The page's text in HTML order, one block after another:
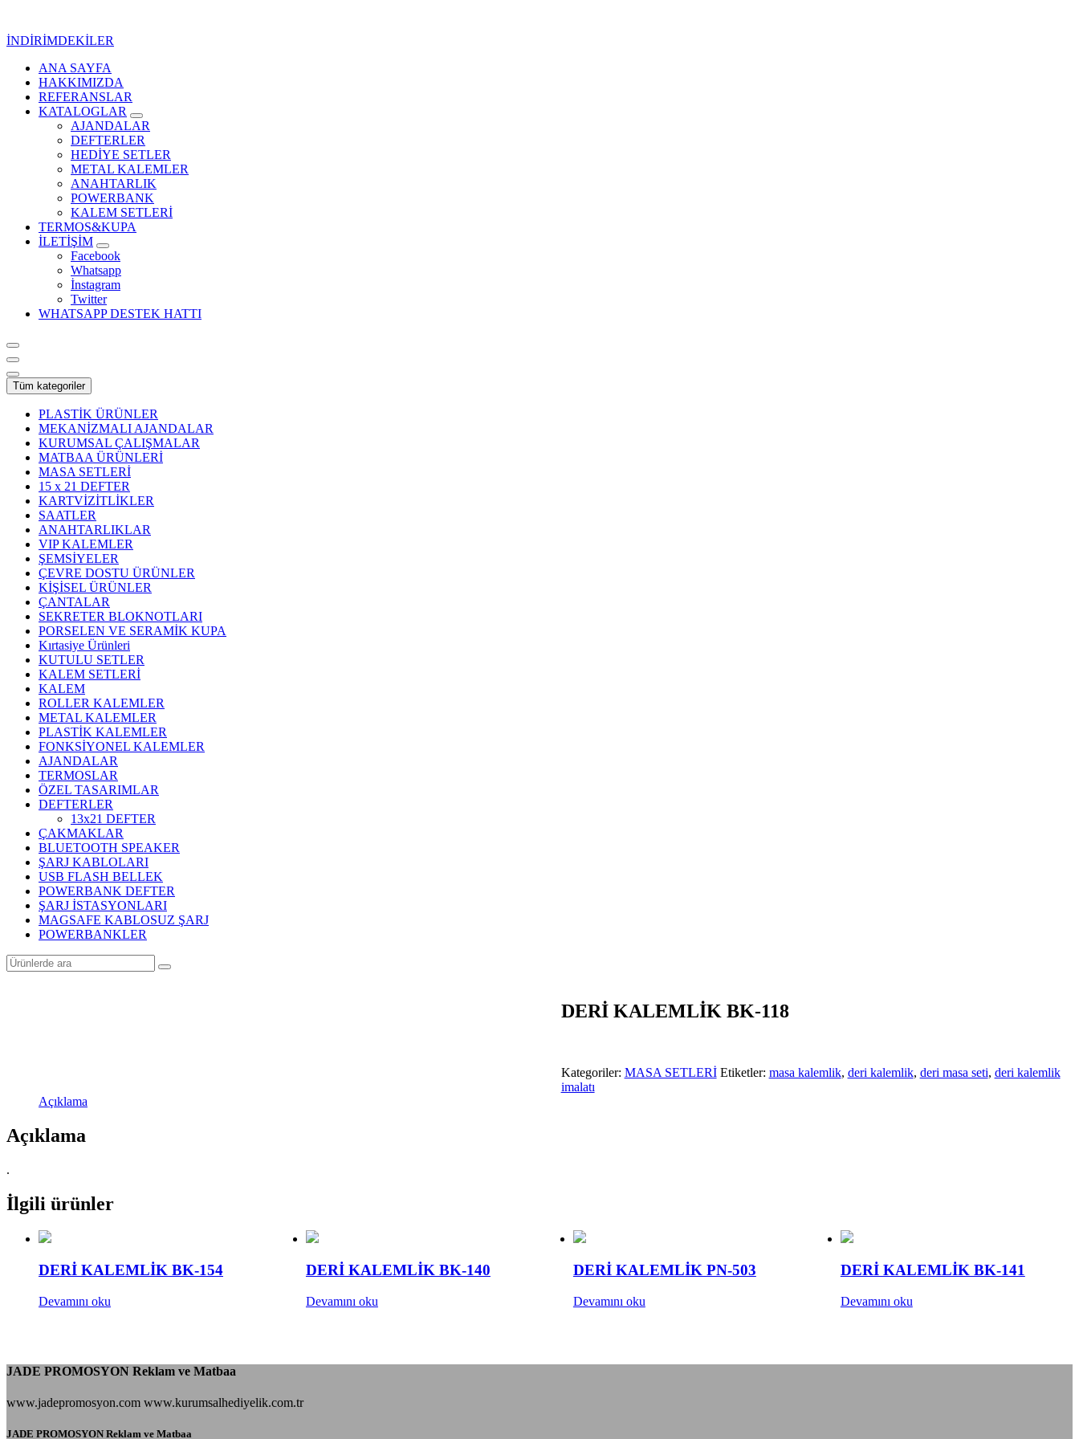
İNDİRİMDEKİLER
Kurumsal Promosyon-Hediyelik
ANA SAYFA
HAKKIMIZDA
REFERANSLAR
KATALOGLAR
AJANDALAR
DEFTERLER
HEDİYE SETLER
METAL KALEMLER
ANAHTARLIK
POWERBANK
KALEM SETLERİ
TERMOS&KUPA
İLETİŞİM
Facebook
Whatsapp
İnstagram
Twitter
WHATSAPP DESTEK HATTI
Tüm kategoriler
PLASTİK ÜRÜNLER
MEKANİZMALI AJANDALAR
KURUMSAL ÇALIŞMALAR
MATBAA ÜRÜNLERİ
MASA SETLERİ
15 x 21 DEFTER
KARTVİZİTLİKLER
SAATLER
ANAHTARLIKLAR
VIP KALEMLER
ŞEMSİYELER
ÇEVRE DOSTU ÜRÜNLER
KİŞİSEL ÜRÜNLER
ÇANTALAR
SEKRETER BLOKNOTLARI
PORSELEN VE SERAMİK KUPA
Kırtasiye Ürünleri
KUTULU SETLER
KALEM SETLERİ
KALEM
ROLLER KALEMLER
METAL KALEMLER
PLASTİK KALEMLER
FONKSİYONEL KALEMLER
AJANDALAR
TERMOSLAR
ÖZEL TASARIMLAR
DEFTERLER
13x21 DEFTER
ÇAKMAKLAR
BLUETOOTH SPEAKER
ŞARJ KABLOLARI
USB FLASH BELLEK
POWERBANK DEFTER
ŞARJ İSTASYONLARI
MAGSAFE KABLOSUZ ŞARJ
POWERBANKLER
DERİ KALEMLİK BK-118
Kategoriler: MASA SETLERİ Etiketler: masa kalemlik, deri kalemlik, deri masa seti, deri kalemlik
imalatı
Açıklama
Açıklama
.
İlgili ürünler
DERİ KALEMLİK BK-154
Devamını oku
DERİ KALEMLİK BK-140
Devamını oku
DERİ KALEMLİK PN-503
Devamını oku
DERİ KALEMLİK BK-141
Devamını oku
JADE PROMOSYON Reklam ve Matbaa
www.jadepromosyon.com www.kurumsalhediyelik.com.tr
JADE PROMOSYON Reklam ve Matbaa